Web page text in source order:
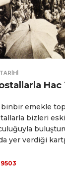
Hac
binbir emekle
bizleri
yer verdiği
9503